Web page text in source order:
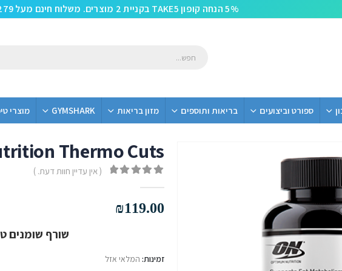
5% הנחה קופון TAKE5 בקניית 2 מוצרים. משלוח חינם מעל 279 שח!
ספורט וביצועים בריאות ותוספים מזון בריאות GYMSHARK מוצרי
Thermo Cuts
( אין עדיין חוות דעת. )
₪119.00
שורף שומנים
זמינות: המלאי אזל